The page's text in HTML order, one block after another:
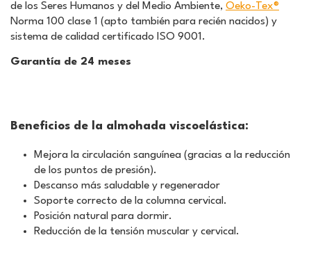
de los Seres Humanos y del Medio Ambiente, Oeko-Tex®
Norma 100 clase 1 (apto también para recién nacidos) y
sistema de calidad certificado ISO 9001.
Garantía de 24 meses
Beneficios de la almohada viscoelástica:
Mejora la circulación sanguínea (gracias a la reducción
de los puntos de presión).
Descanso más saludable y regenerador
Soporte correcto de la columna cervical.
Posición natural para dormir.
Reducción de la tensión muscular y cervical.